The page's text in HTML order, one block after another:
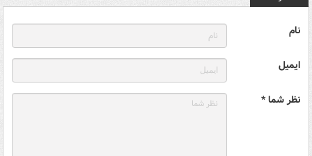
نام
ایمیل
نظر شما *